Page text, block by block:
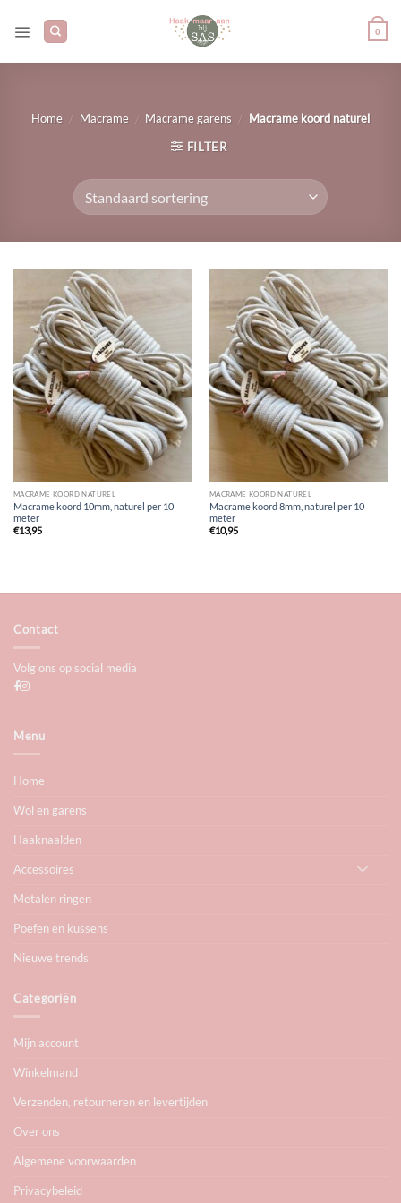
naar
0
Home / Macrame / Macrame garens / Macrame koord naturel
FILTER
MACRAME KOORD NATUREL
Macrame koord 10mm, naturel per 10
meter
€13,95
MACRAME KOORD NATUREL
Macrame koord 8mm, naturel per 10
meter
€10,95
Contact
Volg ons op social media
Menu
Home
Wol en garens
Haaknaalden
Accessoires
Metalen ringen
Poefen en kussens
Nieuwe trends
Categoriën
Mijn account
Winkelmand
Verzenden, retourneren en levertijden
Over ons
Algemene voorwaarden
Privacybeleid